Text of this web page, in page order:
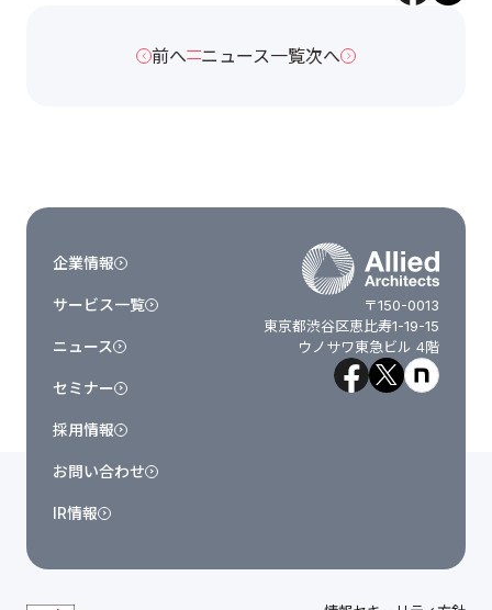
前へ ニュース一覧次へ
〒150-0013
東京都渋谷区恵比寿1-19-15
ウノサワ東急ビル 4階
企業情報
サービス一覧
ニュース
セミナー
採用情報
お問い合わせ
IR情報